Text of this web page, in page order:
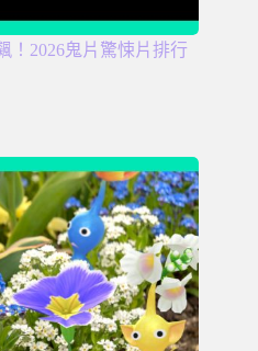
！2026鬼片驚悚片排行